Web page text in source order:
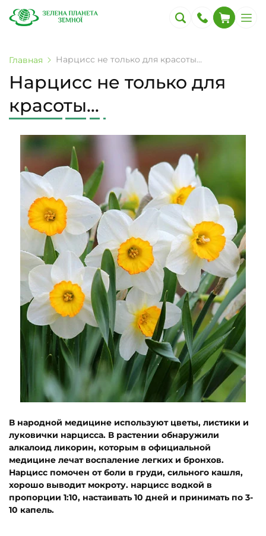
Главная Нарцисс не только для красоты…
Нарцисс не только для
красоты…
В народной медицине используют цветы, листики и
луковички нарцисса. В растении обнаружили
алкалоид ликорин, которым в официальной
медицине лечат воспаление легких и бронхов.
Нарцисс помочен от боли в груди, сильного кашля,
хорошо выводит мокроту. нарцисс водкой в
пропорции 1:10, настаивать 10 дней и принимать по 3-
10 капель.